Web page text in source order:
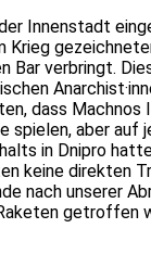
Innenstadt
Krieg
Bar verbringt.
dass Machnos
spielen, aber auf
in Dnipro
keine direkten
nach unserer
getroffen